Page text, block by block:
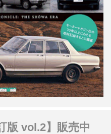
版 vol.2】販売中